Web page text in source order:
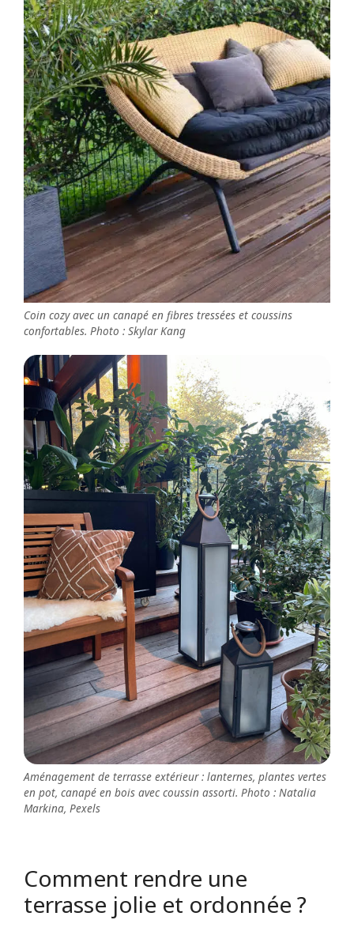
Coin cozy avec un canapé en fibres tressées et coussins
confortables. Photo : Skylar Kang
Aménagement de terrasse extérieur : lanternes, plantes vertes
en pot, canapé en bois avec coussin assorti. Photo : Natalia
Markina, Pexels
Comment rendre une
terrasse jolie et ordonnée ?